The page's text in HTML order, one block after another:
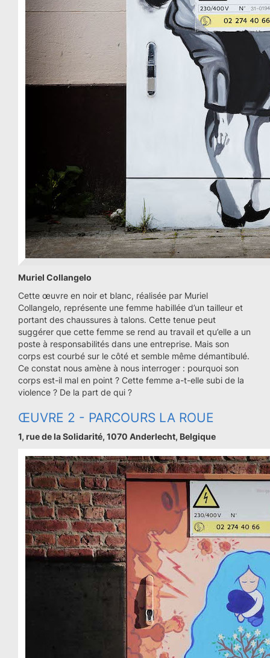
Muriel Collangelo
Cette œuvre en noir et blanc, réalisée par Muriel
Collangelo, représente une femme habillée d’un tailleur et
portant des chaussures à talons. Cette tenue peut
suggérer que cette femme se rend au travail et qu’elle a un
poste à responsabilités dans une entreprise. Mais son
corps est courbé sur le côté et semble même démantibulé.
Ce constat nous amène à nous interroger : pourquoi son
corps est-il mal en point ? Cette femme a-t-elle subi de la
violence ? De la part de qui ?
ŒUVRE 2 - PARCOURS LA ROUE
1, rue de la Solidarité, 1070 Anderlecht, Belgique